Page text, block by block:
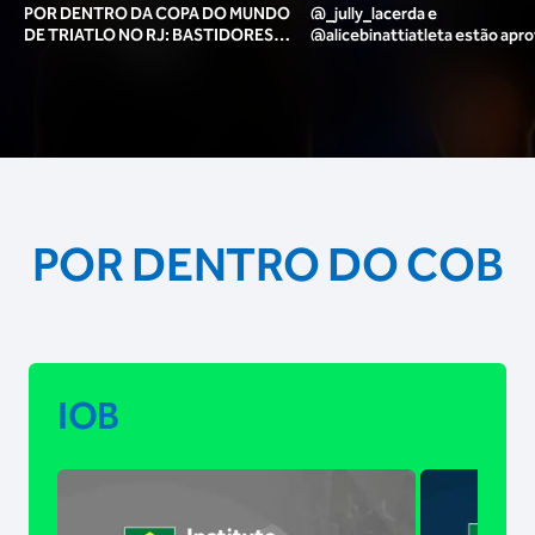
POR DENTRO DA COPA DO MUNDO
DE TRIATLO NO RJ: BASTIDORES,
@_jully_lacerda​ e
@alicebinattiatleta​ estão
POR DENTRO DO COB
IOB